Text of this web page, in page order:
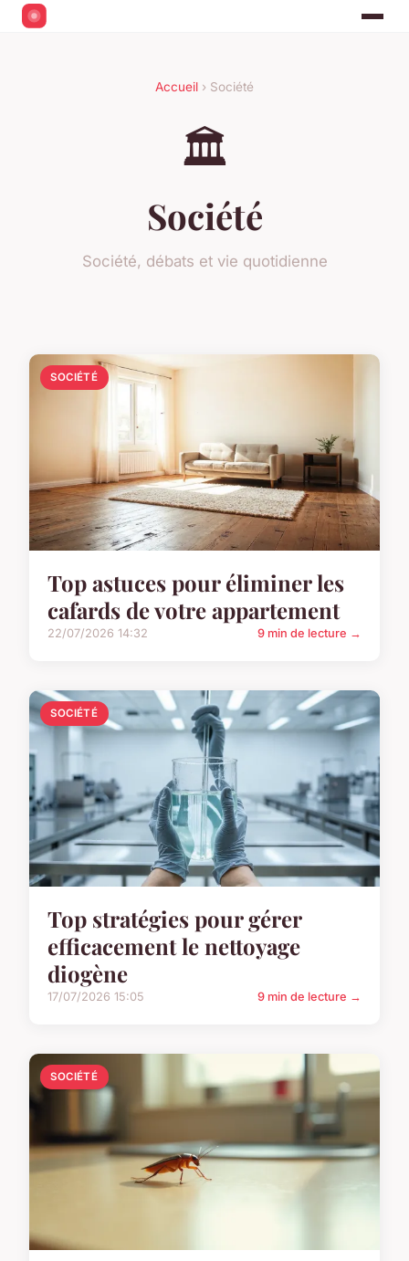
Accueil › Société
🏛️
Société
Société, débats et vie quotidienne
SOCIÉTÉ
Top astuces pour éliminer les
cafards de votre appartement
22/07/2026 14:32 9 min de lecture →
SOCIÉTÉ
Top stratégies pour gérer
efficacement le nettoyage
diogène
17/07/2026 15:05 9 min de lecture →
SOCIÉTÉ